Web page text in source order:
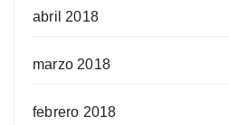
abril 2018
marzo 2018
febrero 2018